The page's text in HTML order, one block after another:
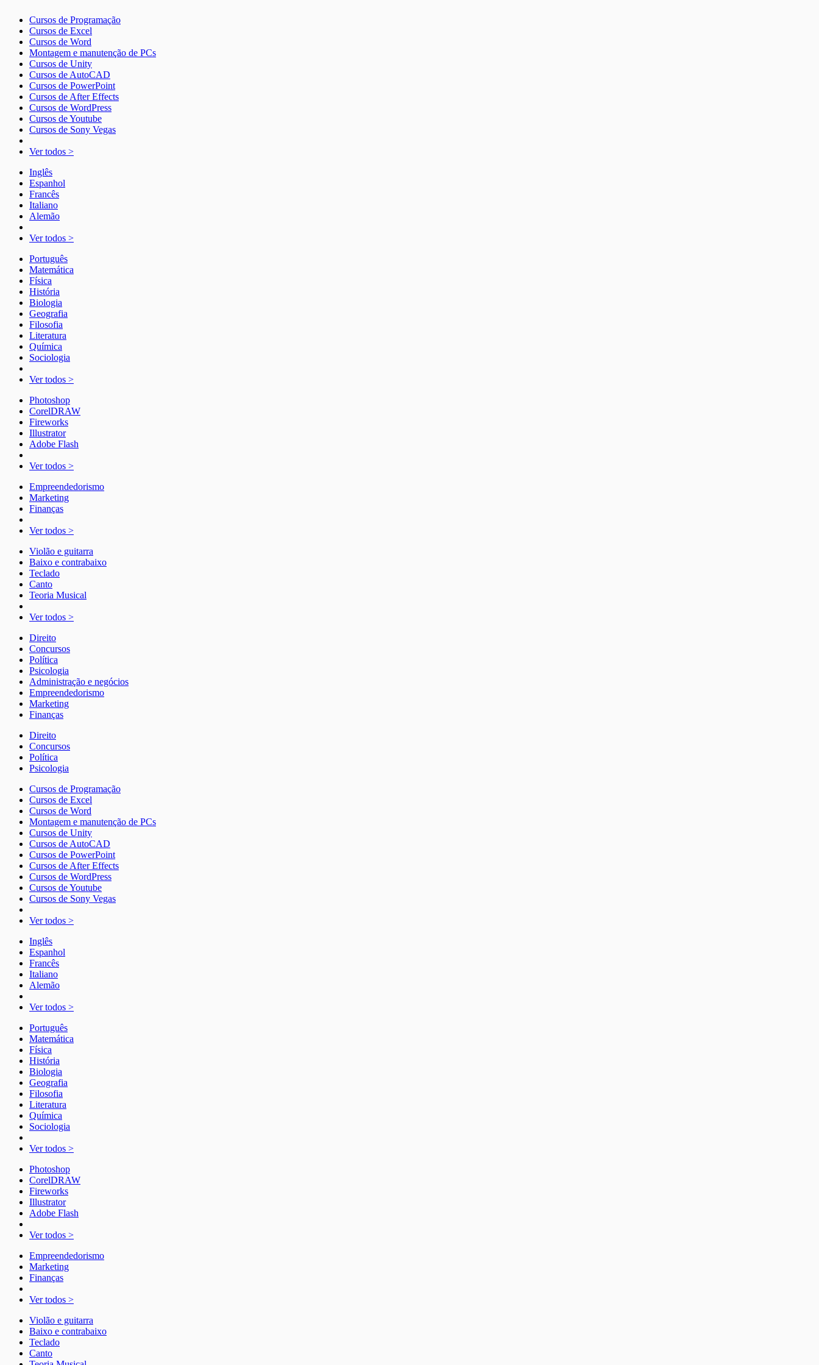
Cursos de Programação
Cursos de Excel
Cursos de Word
Montagem e manutenção de PCs
Cursos de Unity
Cursos de AutoCAD
Cursos de PowerPoint
Cursos de After Effects
Cursos de WordPress
Cursos de Youtube
Cursos de Sony Vegas
Ver todos >
Inglês
Espanhol
Francês
Italiano
Alemão
Ver todos >
Português
Matemática
Física
História
Biologia
Geografia
Filosofia
Literatura
Química
Sociologia
Ver todos >
Photoshop
CorelDRAW
Fireworks
Illustrator
Adobe Flash
Ver todos >
Empreendedorismo
Marketing
Finanças
Ver todos >
Violão e guitarra
Baixo e contrabaixo
Teclado
Canto
Teoria Musical
Ver todos >
Direito
Concursos
Política
Psicologia
Administração e negócios
Empreendedorismo
Marketing
Finanças
Direito
Concursos
Política
Psicologia
Cursos de Programação
Cursos de Excel
Cursos de Word
Montagem e manutenção de PCs
Cursos de Unity
Cursos de AutoCAD
Cursos de PowerPoint
Cursos de After Effects
Cursos de WordPress
Cursos de Youtube
Cursos de Sony Vegas
Ver todos >
Inglês
Espanhol
Francês
Italiano
Alemão
Ver todos >
Português
Matemática
Física
História
Biologia
Geografia
Filosofia
Literatura
Química
Sociologia
Ver todos >
Photoshop
CorelDRAW
Fireworks
Illustrator
Adobe Flash
Ver todos >
Empreendedorismo
Marketing
Finanças
Ver todos >
Violão e guitarra
Baixo e contrabaixo
Teclado
Canto